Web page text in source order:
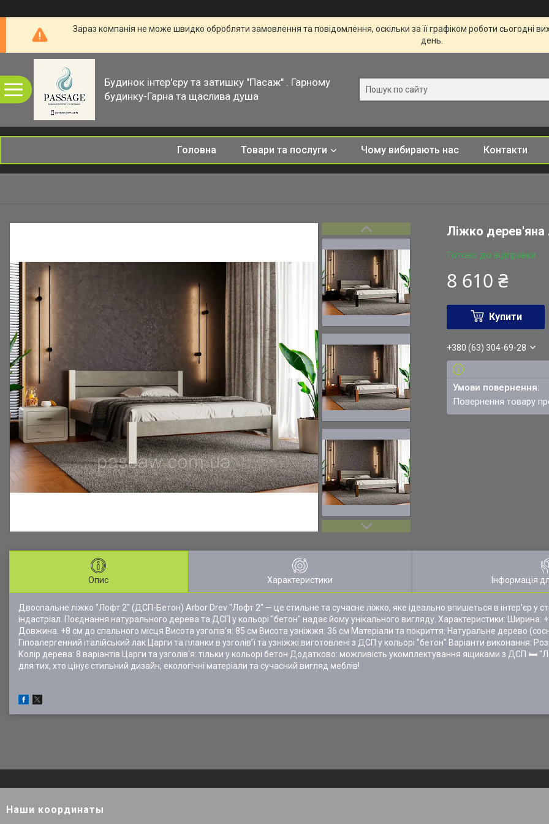
Зараз компанія не може швидко обробляти замовлення та повідомлення, оскільки за її графіком роботи сьогодні
день.
Будинок інтер'єру та затишку "Пасаж" . Гарному
будинку-Гарна та щаслива душа
Головна Товари та послуги Чому вибирають нас Контакти
Ліжко дерев'яна
Готово до відправки
8 610 ₴
Купити
+380 (63) 304-69-28
повернення товару
Опис Характеристики Інформація
Двоспальне ліжко "Лофт 2" (ДСП-Бетон) Arbor Drev "Лофт 2" — це стильне та сучасне ліжко, яке ідеально впишеться в інтер’єр у
індастріал. Поєднання натурального дерева та ДСП у кольорі "бетон" надає йому унікального вигляду. Характеристики: Ширина:
Довжина: +8 см до спального місця Висота узголів’я: 85 см Висота узніжжя: 36 см Матеріали та покриття: Натуральне дерево
Гіпоалергенний італійський лак Царги та планки в узголів’ї та узніжжі виготовлені з ДСП у кольорі "бетон" Варіанти виконання:
Колір дерева: 8 варіантів Царги та узголів'я: тільки у кольорі бетон Додатково: можливість укомплектування ящиками з ДСП 🛏
для тих, хто цінує стильний дизайн, екологічні матеріали та сучасний вигляд меблів!
Наши координаты